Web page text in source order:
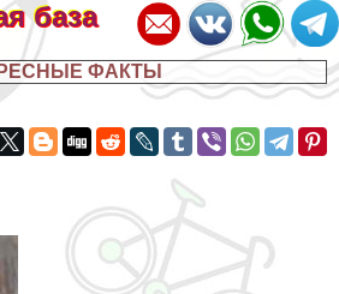
база
ФАКТЫ